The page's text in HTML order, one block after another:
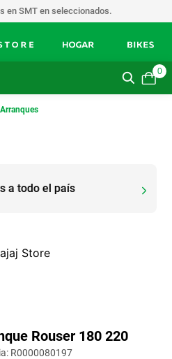
en SMT en seleccionados.
0
Arranques
a todo el país
Rouser 180 220
: R0000080197